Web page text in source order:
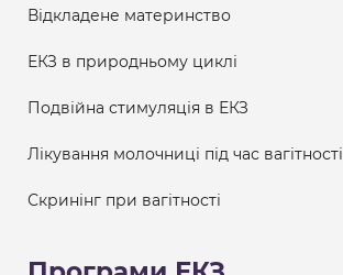
Відкладене материнство
ЕКЗ в природньому циклі
Подвійна стимуляція в ЕКЗ
Лікування молочниці під час вагітності
Скринінг при вагітності